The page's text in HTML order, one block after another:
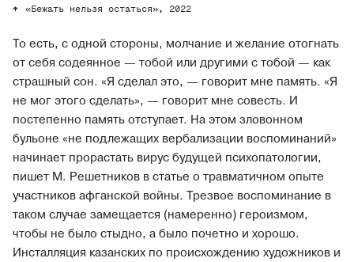
«Бежать нельзя остаться», 2022
То есть, с одной стороны, молчание и желание отогнать
от себя содеянное — тобой или другими с тобой — как
страшный сон. «Я сделал это, — говорит мне память. «Я
не мог этого сделать», — говорит мне совесть. И
постепенно память отступает. На этом зловонном
бульоне «не подлежащих вербализации воспоминаний»
начинает прорастать вирус будущей психопатологии,
пишет М. Решетников в статье о травматичном опыте
участников афганской войны. Трезвое воспоминание в
таком случае замещается (намеренно) героизмом,
чтобы не было стыдно, а было почетно и хорошо.
Инсталляция казанских по происхождению художников и